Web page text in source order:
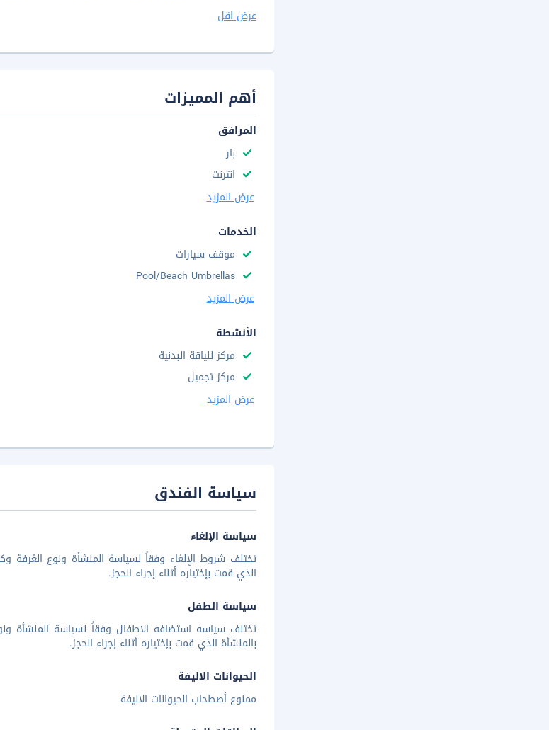
عرض اقل
أهم المميزات
المرافق
بار
انترنت
عرض المزيد
الخدمات
موقف سيارات
Pool/Beach Umbrellas
عرض المزيد
الأنشطة
مركز للياقة البدنية
مركز تجميل
عرض المزيد
سياسة الفندق
سياسة الإلغاء
تختلف شروط الإلغاء وفقاً لسياسة المنشأة ونوع الغرفة
الذي قمت بإختياره أثناء إجراء الحجز.
سياسة الطفل
تختلف سياسه استضافه الاطفال وفقاً لسياسة المنشأة
بالمنشأة الذي قمت بإختياره أثناء إجراء الحجز.
الحيوانات الاليفة
ممنوع أصطحاب الحيوانات الاليفة